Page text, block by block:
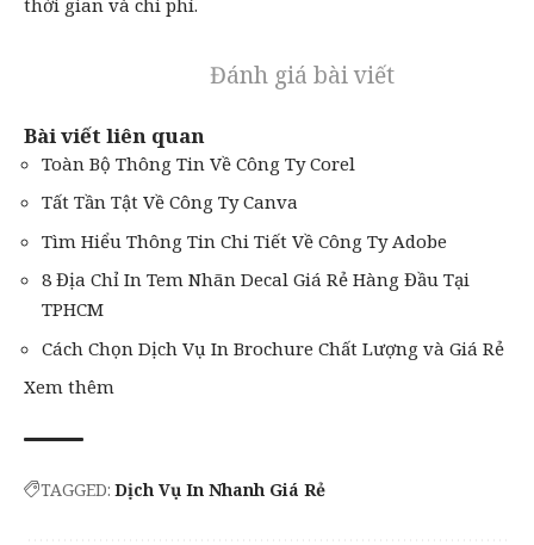
thời gian và chi phí.
Đánh giá bài viết
Bài viết liên quan
Toàn Bộ Thông Tin Về Công Ty Corel
Tất Tần Tật Về Công Ty Canva
Tìm Hiểu Thông Tin Chi Tiết Về Công Ty Adobe
8 Địa Chỉ In Tem Nhãn Decal Giá Rẻ Hàng Đầu Tại
TPHCM
Cách Chọn Dịch Vụ In Brochure Chất Lượng và Giá Rẻ
Xem thêm
TAGGED: Dịch Vụ In Nhanh Giá Rẻ